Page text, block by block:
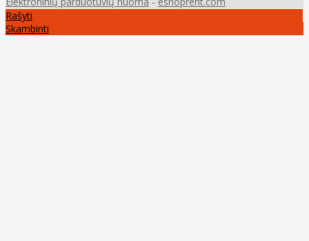
Rašyti
Skambinti